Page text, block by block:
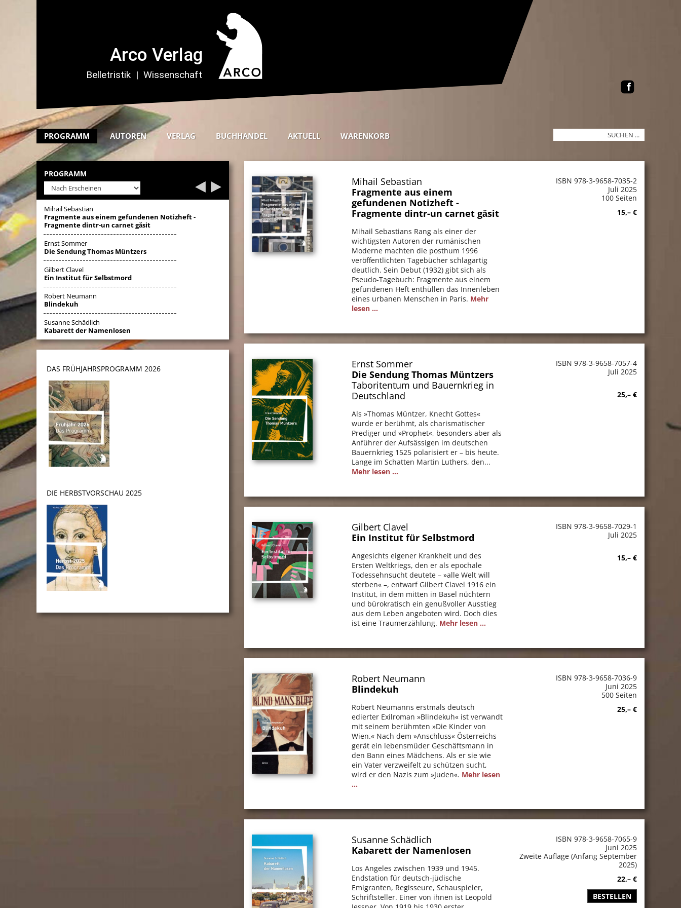
PROGRAMM AUTOREN VERLAG BUCHHANDEL AKTUELL WARENKORB
PROGRAMM
Mihail Sebastian
Fragmente aus einem gefundenen Notizheft -
Fragmente dintr-un carnet găsit
Ernst Sommer
Die Sendung Thomas Müntzers
Gilbert Clavel
Ein Institut für Selbstmord
Robert Neumann
Blindekuh
Susanne Schädlich
Kabarett der Namenlosen
DAS FRÜHJAHRSPROGRAMM 2026
DIE HERBSTVORSCHAU 2025
Mihail Sebastian
Fragmente aus einem
gefundenen Notizheft -
Fragmente dintr-un carnet găsit
Mihail Sebastians Rang als einer der
wichtigsten Autoren der rumänischen
Moderne machten die posthum 1996
veröffentlichten Tagebücher schlagartig
deutlich. Sein Debut (1932) gibt sich als
Pseudo-Tagebuch: Fragmente aus einem
gefundenen Heft enthüllen das Innenleben
eines urbanen Menschen in Paris. Mehr
lesen ...
ISBN 978-3-9658-7035-2
Juli 2025
100 Seiten
15,– €
Ernst Sommer
Die Sendung Thomas Müntzers
Taboritentum und Bauernkrieg in
Deutschland
Als »Thomas Müntzer, Knecht Gottes«
wurde er berühmt, als charismatischer
Prediger und »Prophet«, besonders aber als
Anführer der Aufsässigen im deutschen
Bauernkrieg 1525 polarisiert er – bis heute.
Lange im Schatten Martin Luthers, den...
Mehr lesen ...
ISBN 978-3-9658-7057-4
Juli 2025
25,– €
Gilbert Clavel
Ein Institut für Selbstmord
Angesichts eigener Krankheit und des
Ersten Weltkriegs, den er als epochale
Todessehnsucht deutete – »alle Welt will
sterben« –, entwarf Gilbert Clavel 1916 ein
Institut, in dem mitten in Basel nüchtern
und bürokratisch ein genußvoller Ausstieg
aus dem Leben angeboten wird. Doch dies
ist eine Traumerzählung. Mehr lesen ...
ISBN 978-3-9658-7029-1
Juli 2025
15,– €
Robert Neumann
Blindekuh
Robert Neumanns erstmals deutsch
edierter Exilroman »Blindekuh« ist verwandt
mit seinem berühmten »Die Kinder von
Wien.« Nach dem »Anschluss« Österreichs
gerät ein lebensmüder Geschäftsmann in
den Bann eines Mädchens. Als er sie wie
ein Vater verzweifelt zu schützen sucht,
wird er den Nazis zum »Juden«. Mehr lesen
...
ISBN 978-3-9658-7036-9
Juni 2025
500 Seiten
25,– €
Susanne Schädlich
Kabarett der Namenlosen
Los Angeles zwischen 1939 und 1945.
Endstation für deutsch-jüdische
Emigranten, Regisseure, Schauspieler,
Schriftsteller. Einer von ihnen ist Leopold
ISBN 978-3-9658-7065-9
Juni 2025
Zweite Auflage (Anfang September
2025)
22,– €
BESTELLEN